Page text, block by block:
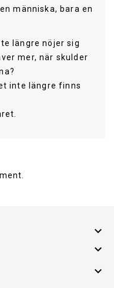
människa, bara en
längre nöjer sig
mer, när skulder
inte längre finns


